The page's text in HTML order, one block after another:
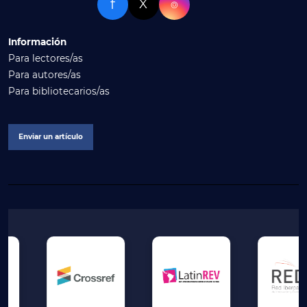
f X ⌾
Información
Para lectores/as
Para autores/as
Para bibliotecarios/as
Enviar un artículo